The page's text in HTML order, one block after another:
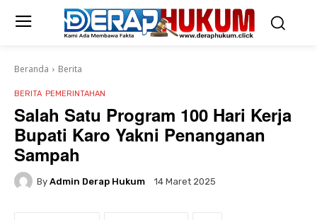
Beranda Berita
BERITA PEMERINTAHAN
Salah Satu Program 100 Hari Kerja
Bupati Karo Yakni Penanganan
Sampah
By Admin Derap Hukum 14 Maret 2025